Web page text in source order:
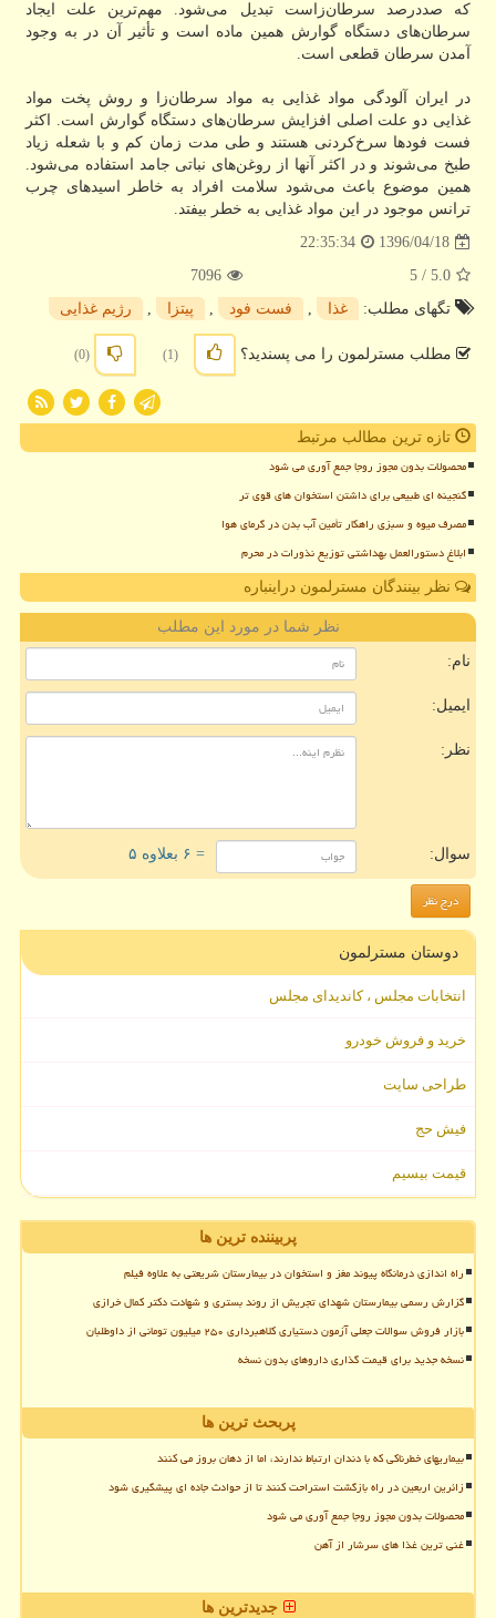
كه صددرصد سرطان‌زاست تبدیل می‌شود. مهم‌ترین علت ایجاد
سرطان‌های دستگاه گوارش همین ماده است و تأثیر آن در به وجود
آمدن سرطان قطعی است.
در ایران آلودگی مواد غذایی به مواد سرطان‌زا و روش پخت مواد
غذایی دو علت اصلی افزایش سرطان‌های دستگاه گوارش است. اكثر
فست فودها سرخ‌كردنی هستند و طی مدت زمان كم و با شعله زیاد
طبخ می‌شوند و در اكثر آنها از روغن‌های نباتی جامد استفاده می‌شود.
همین موضوع باعث می‌شود سلامت افراد به خاطر اسیدهای چرب
ترانس موجود در این مواد غذایی به خطر بیفتد.
1396/04/18
22:35:34
5.0
/ 5
7096
تگهای مطلب:
غذا , فست فود , پیتزا , رژیم غذایی
مطلب مسترلمون را می پسندید؟ (1)
(0)
تازه ترین مطالب مرتبط
محصولات بدون مجوز روجا جمع آوری می شود
گنجینه ای طبیعی برای داشتن استخوان های قوی تر
مصرف میوه و سبزی راهکار تأمین آب بدن در گرمای هوا
ابلاغ دستورالعمل بهداشتی توزیع نذورات در محرم
نظر بینندگان مسترلمون دراینباره
نظر شما در مورد این مطلب
نام:
ایمیل:
نظر:
سوال: = ۶ بعلاوه ۵
دوستان مسترلمون
انتخابات مجلس ، کاندیدای مجلس
خرید و فروش خودرو
طراحی سایت
فیش حج
قیمت بیسیم
پربیننده ترین ها
راه اندازی درمانگاه پیوند مغز و استخوان در بیمارستان شریعتی به علاوه فیلم
گزارش رسمی بیمارستان شهدای تجریش از روند بستری و شهادت دکتر کمال خرازی
بازار فروش سوالات جعلی آزمون دستیاری کلاهبرداری ۲۵۰ میلیون تومانی از داوطلبان
نسخه جدید برای قیمت گذاری داروهای بدون نسخه
پربحث ترین ها
بیماریهای خطرناکی که با دندان ارتباط ندارند، اما از دهان بروز می کنند
زائرین اربعین در راه بازگشت استراحت کنند تا از حوادث جاده ای پیشگیری شود
محصولات بدون مجوز روجا جمع آوری می شود
غنی ترین غذا های سرشار از آهن
جدیدترین ها